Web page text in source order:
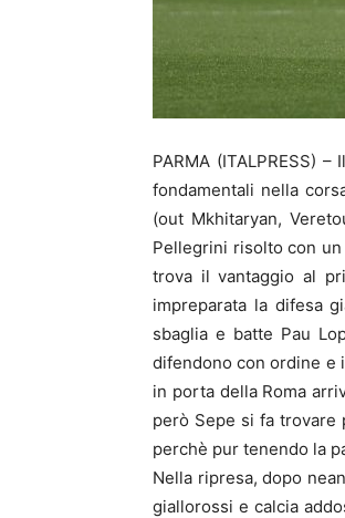
PARMA (ITALPRESS)
fondamentali nella
(out Mkhitaryan,
Pellegrini risolto con
trova il vantaggio al
impreparata la difesa
sbaglia e batte Pau
difendono con ordine e
in porta della Roma
però Sepe si fa trovare
perchè pur tenendo la
Nella ripresa, dopo
giallorossi e calcia